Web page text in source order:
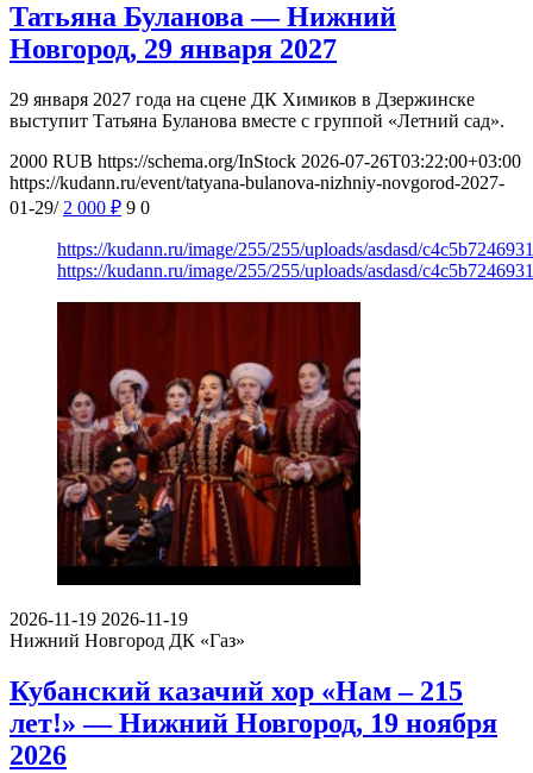
Татьяна Буланова — Нижний
Новгород, 29 января 2027
29 января 2027 года на сцене ДК Химиков в Дзержинске
выступит Татьяна Буланова вместе с группой «Летний сад».
2000 RUB https://schema.org/InStock 2026-07-26T03:22:00+03:00
https://kudann.ru/event/tatyana-bulanova-nizhniy-novgorod-2027-
01-29/ 2 000 ₽ 9 0
https://kudann.ru/image/255/255/uploads/asdasd/
https://kudann.ru/image/255/255/uploads/asdasd/
2026-11-19 2026-11-19
Нижний Новгород ДК «Газ»
Кубанский казачий хор «Нам – 215
лет!» — Нижний Новгород, 19 ноября
2026